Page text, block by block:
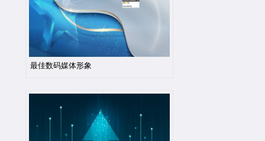
最佳数码媒体形象